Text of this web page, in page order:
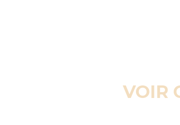
VOIR